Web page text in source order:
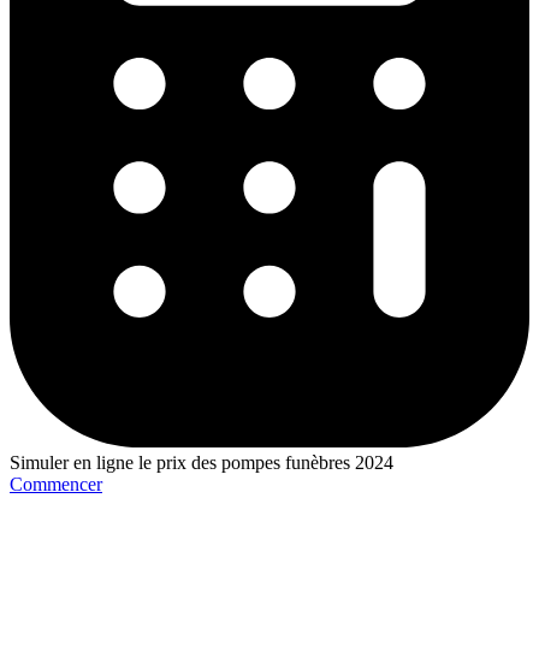
Simuler en ligne le prix des pompes funèbres 2024
Commencer